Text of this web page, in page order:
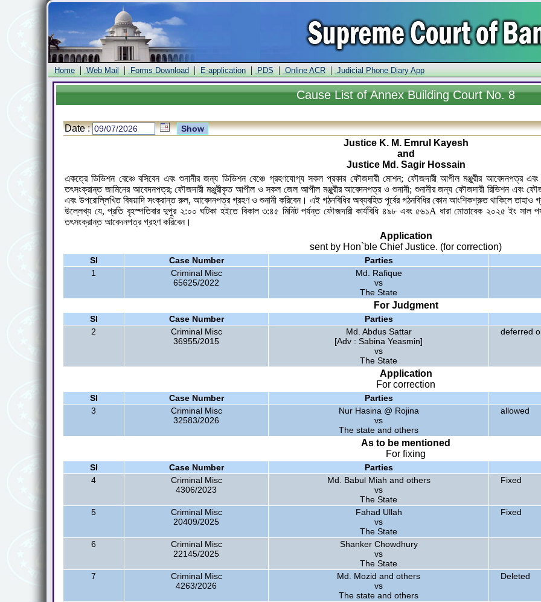
Home | Web Mail | Forms Download | E-application | PDS | Online ACR | Judicial Phone Diary App
CauseList of Annex Building Court No. 8
Date :
Justice K. M. Emrul Kayesh
and
Justice Md. Sagir Hossain
একত্রে ডিভিশন বেঞ্চে বসিবেন এবং শুনানীর জন্য ডিভিশন বেঞ্চে গ্রহণযোগ্য সকল প্রকার ফৌজদারী মোশন; ফৌজদারী আপীল মঞ্জুরীর আবেদনপত্র
তৎসংক্রান্ত জামিনের আবেদনপত্র; ফৌজদারী মঞ্জুরীকৃত আপীল ও সকল জেল আপীল মঞ্জুরীর আবেদনপত্র ও শুনানী; শুনানীর জন্য ফৌজদারী রিভিশন এবং
এবং উপরোল্লিখিত বিষয়াদি সংক্রান্ত রুল, আবেদনপত্র গ্রহণ ও শুনানী করিবেন। এই গঠনবিধির অব্যবহিত পূর্বের গঠনবিধির কোন আংশিকশ্রুত থাকিলে তাহাও
উল্লেখ্য যে, প্রতি বৃহস্পতিবার দুপুর ২:০০ ঘটিকা হইতে বিকাল ৩:৪৫ মিনিট পর্যন্ত ফৌজদারী কার্যবিধি ৪৯৮ এবং ৫৬১A ধারা মোতাবেক ২০২৫ ইং সাল
তৎসংক্রান্ত আবেদনপত্র গ্রহণ করিবেন।
Application
sent by Hon`ble Chief Justice. (for correction)
Sl Case Number
Parties
1
Criminal Misc
65625/2022
Md. Rafique
vs
The State
For Judgment
Sl Case Number
Parties
2
Criminal Misc
36955/2015
Md. Abdus Sattar
[Adv : Sabina Yeasmin]
vs
The State
deferred
Application
For correction
Sl Case Number
Parties
3
Criminal Misc
32583/2026
Nur Hasina @ Rojina
vs
The state and others
allowed
As to be mentioned
For fixing
Sl Case Number
Parties
4
Criminal Misc
4306/2023
Md. Babul Miah and others
vs
The State
Fixed
5
Criminal Misc
20409/2025
Fahad Ullah
vs
The State
Fixed
6
Criminal Misc
22145/2025
Shanker Chowdhury
vs
The State
7
Criminal Misc
4263/2026
Md. Mozid and others
vs
The state and others
Deleted